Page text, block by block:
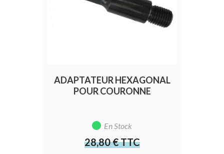
ADAPTATEUR HEXAGONAL
POUR COURONNE
En Stock
Prix
28,80 € TTC